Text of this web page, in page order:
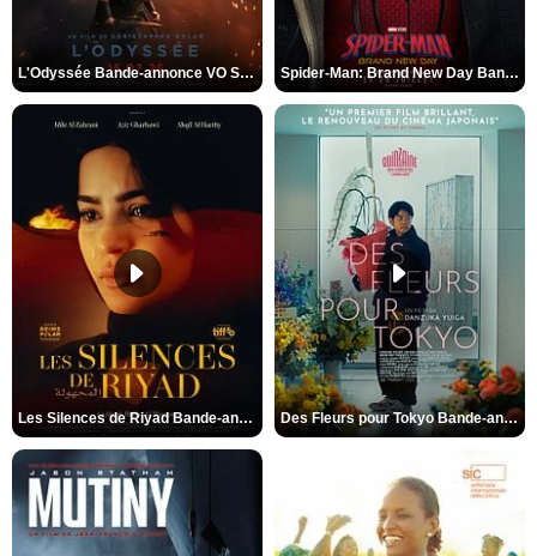
L'Odyssée Bande-annonce VO STFR Spider-Man: Brand New Day Bande-annonce VO STFR
Les Silences de Riyad Bande-annonce VO STFR Des Fleurs pour Tokyo Bande-annonce VO STFR